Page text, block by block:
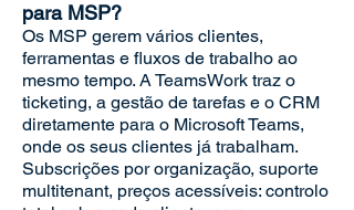
para MSP?
Os MSP gerem vários clientes,
ferramentas e fluxos de trabalho ao
mesmo tempo. A TeamsWork traz o
ticketing, a gestão de tarefas e o CRM
diretamente para o Microsoft Teams,
onde os seus clientes já trabalham.
Subscrições por organização, suporte
multitenant, preços acessíveis: controlo